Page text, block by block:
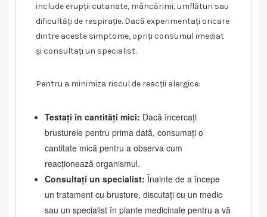
include erupții cutanate, mâncărimi, umflături sau
dificultăți de respirație. Dacă experimentați oricare
dintre aceste simptome, opriți consumul imediat
și consultați un specialist.
Pentru a minimiza riscul de reacții alergice:
Testați în cantități mici: Dacă încercați
brusturele pentru prima dată, consumați o
cantitate mică pentru a observa cum
reacționează organismul.
Consultați un specialist: Înainte de a începe
un tratament cu brusture, discutați cu un medic
sau un specialist în plante medicinale pentru a vă